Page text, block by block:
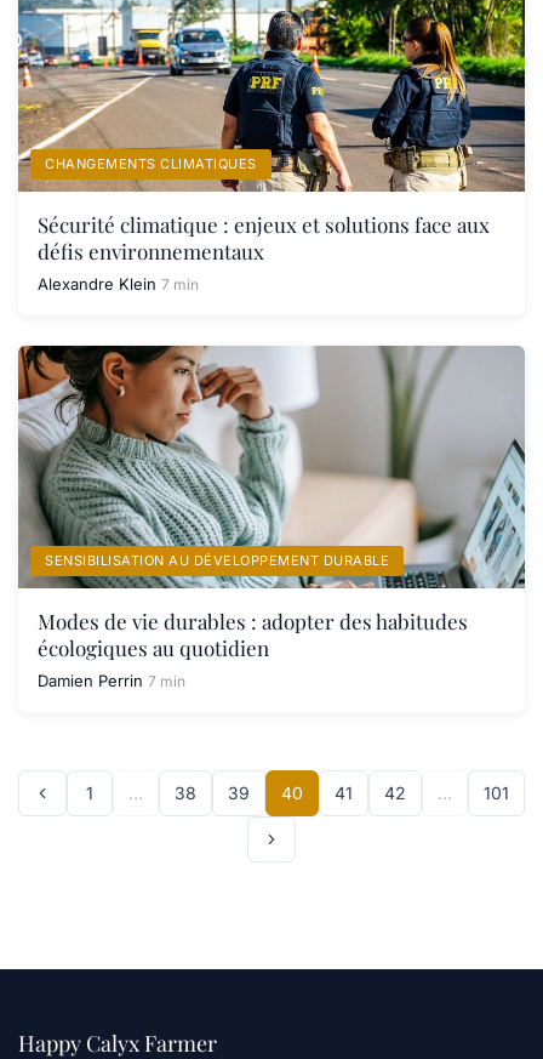
CHANGEMENTS CLIMATIQUES
Sécurité climatique : enjeux et solutions face aux
défis environnementaux
Alexandre Klein 7 min
SENSIBILISATION AU DÉVELOPPEMENT DURABLE
Modes de vie durables : adopter des habitudes
écologiques au quotidien
Damien Perrin 7 min
1 … 38 39 40 41 42 … 101
Happy Calyx Farmer